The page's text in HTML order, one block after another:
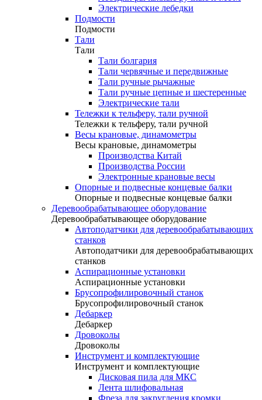
Электрические лебедки
Подмости
Подмости
Тали
Тали
Тали болгария
Тали червячные и передвижные
Тали ручные рычажные
Тали ручные цепные и шестеренные
Электрические тали
Тележки к тельферу, тали ручной
Тележки к тельферу, тали ручной
Весы крановые, динамометры
Весы крановые, динамометры
Производства Китай
Производства России
Электронные крановые весы
Опорные и подвесные концевые балки
Опорные и подвесные концевые балки
Деревообрабатывающее оборудование
Деревообрабатывающее оборудование
Автоподатчики для деревообрабатывающих
станков
Автоподатчики для деревообрабатывающих
станков
Аспирационные установки
Аспирационные установки
Брусопрофилировочный станок
Брусопрофилировочный станок
Дебаркер
Дебаркер
Дровоколы
Дровоколы
Инструмент и комплектующие
Инструмент и комплектующие
Дисковая пила для МКС
Лента шлифовальная
Фреза для закругления кромки